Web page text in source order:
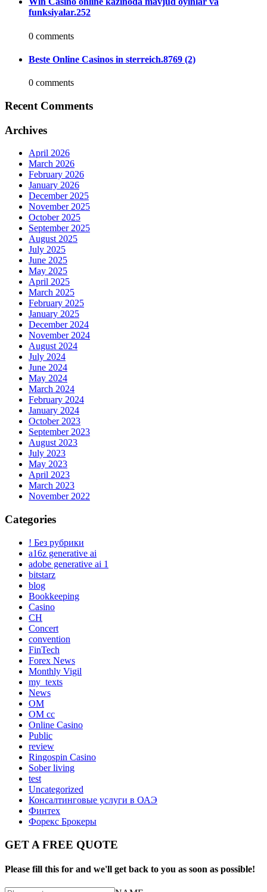
funksiyalar.252
0 comments
Beste Online Casinos in sterreich.8769 (2)
0 comments
Recent Comments
Archives
April 2026
March 2026
February 2026
January 2026
December 2025
November 2025
October 2025
September 2025
August 2025
July 2025
June 2025
May 2025
April 2025
March 2025
February 2025
January 2025
December 2024
November 2024
August 2024
July 2024
June 2024
May 2024
March 2024
February 2024
January 2024
October 2023
September 2023
August 2023
July 2023
May 2023
April 2023
March 2023
November 2022
Categories
! Без рубрики
a16z generative ai
adobe generative ai 1
bitstarz
blog
Bookkeeping
Casino
CH
Concert
convention
FinTech
Forex News
Monthly Vigil
my_texts
News
OM
OM cc
Online Casino
Public
review
Ringospin Casino
Sober living
test
Uncategorized
Консалтинговые услуги в ОАЭ
Финтех
Форекс Брокеры
GET A FREE QUOTE
Please fill this for and we'll get back to you as soon as possible!